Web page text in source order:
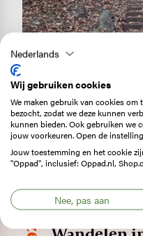
SNP Natuurreizen Image
Nederlands
Wij gebruiken cookies
We maken gebruik van cookies
bezocht, zodat we deze kunnen
kunnen bieden. Ook gebruiken we
jouw voorkeuren. Open de
Jouw toestemming en het cookie
"Oppad", inclusief: Oppad.nl,
Nee, pas aan